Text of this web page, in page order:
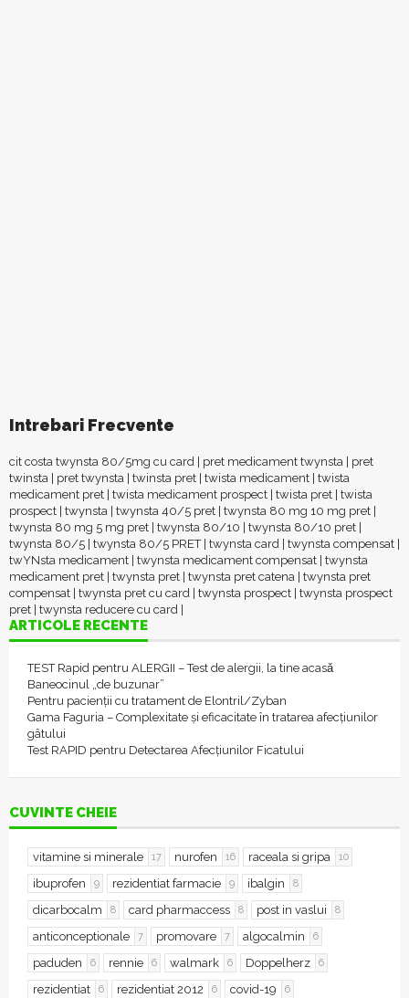
Intrebari Frecvente
cit costa twynsta 80/5mg cu card pret medicament twynsta
pret
twinsta
pret twynsta twinsta pret twista medicament twista
medicament pret twista medicament prospect twista pret twista
prospect twynsta twynsta 40/5 pret twynsta 80 mg 10 mg pret
twynsta 80 mg 5 mg pret twynsta 80/10 twynsta 80/10 pret
twynsta 80/5 twynsta 80/5 PRET| twynsta card twynsta compensat
twYNsta medicament twynsta medicament compensat twynsta
medicament pret twynsta pret twynsta pret catena twynsta pret
compensat twynsta pret cu card twynsta prospect twynsta prospect
pret twynsta reducere cu card
ARTICOLE RECENTE
TEST Rapid pentru ALERGII – Test de alergii, la tine acasǎ
Baneocinul „de buzunar”
Pentru pacienții cu tratament de Elontril/Zyban
Gama Faguria – Complexitate și eficacitate în tratarea afecțiunilor
gâtului
Test RAPID pentru Detectarea Afecțiunilor Ficatului
CUVINTE CHEIE
vitamine si minerale 17 nurofen 16 raceala si gripa 10
ibuprofen 9 rezidentiat farmacie 9 ibalgin 8
dicarbocalm 8 card pharmaccess 8 post in vaslui 8
anticonceptionale 7 promovare 7 algocalmin 6
paduden 6 rennie 6 walmark 6 Doppelherz 6
rezidentiat 6 rezidentiat 2012 6 covid-19 6